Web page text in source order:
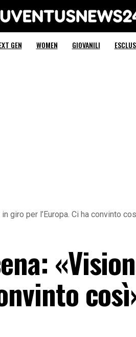
Juventus News 24
GEN WOMEN GIOVANILI
giro per l’Europa. Ci ha convinto